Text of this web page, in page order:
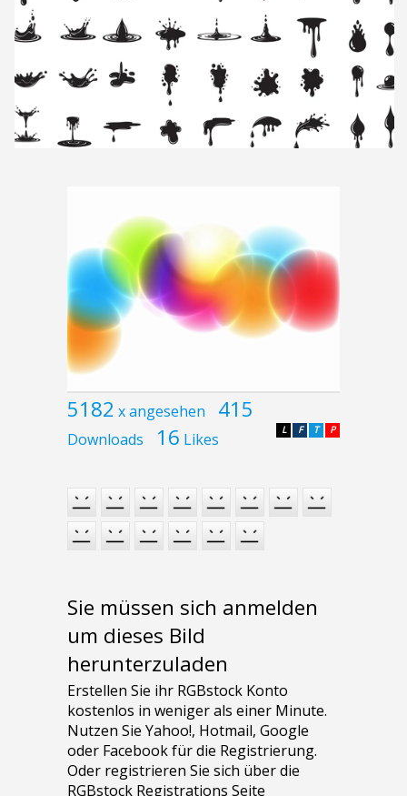
5182 x angesehen 415
Downloads 16 Likes P
T
F
L
Sie müssen sich anmelden
um dieses Bild
herunterzuladen